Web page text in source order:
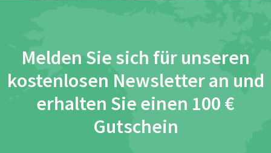
Melden Sie sich für unseren
kostenlosen Newsletter an und
erhalten Sie einen 100 €
Gutschein